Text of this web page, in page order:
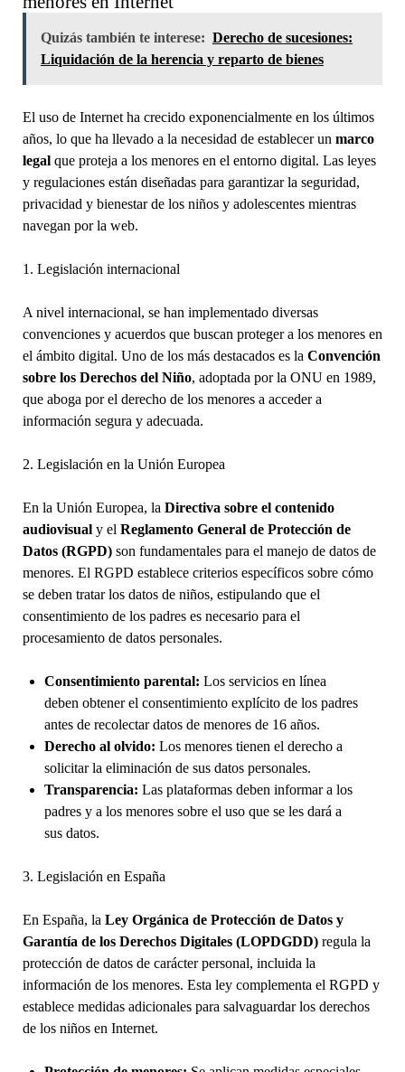
Quizás también te interese: Derecho de sucesiones:
Liquidación de la herencia y reparto de bienes
El uso de Internet ha crecido exponencialmente en los últimos
años, lo que ha llevado a la necesidad de establecer un marco
legalque proteja a los menores en el entorno digital. Las leyes
y regulaciones están diseñadas para garantizar la seguridad,
privacidad y bienestar de los niños y adolescentes mientras
navegan por la web.
1. Legislación internacional
A nivel internacional, se han implementado diversas
convenciones y acuerdos que buscan proteger a los menores en
el ámbito digital. Uno de los más destacados es la Convención
sobre los Derechos del Niño, adoptada por la ONU en 1989,
que aboga por el derecho de los menores a acceder a
información segura y adecuada.
2. Legislación en la Unión Europea
En la Unión Europea, la Directiva sobre el contenido
audiovisualy el Reglamento General de Protección de
Datos (RGPD)son fundamentales para el manejo de datos de
menores. El RGPD establece criterios específicos sobre cómo
se deben tratar los datos de niños, estipulando que el
consentimiento de los padres es necesario para el
procesamiento de datos personales.
Consentimiento parental: Los servicios en línea
deben obtener el consentimiento explícito de los padres
antes de recolectar datos de menores de 16 años.
Derecho al olvido: Los menores tienen el derecho a
solicitar la eliminación de sus datos personales.
Transparencia: Las plataformas deben informar a los
padres y a los menores sobre el uso que se les dará a
sus datos.
3. Legislación en España
En España, la Ley Orgánica de Protección de Datos y
Garantía de los Derechos Digitales (LOPDGDD)regula la
protección de datos de carácter personal, incluida la
información de los menores. Esta ley complementa el RGPD y
establece medidas adicionales para salvaguardar los derechos
de los niños en Internet.